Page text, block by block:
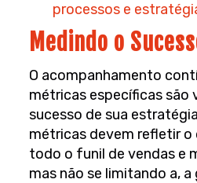
processos e
Medindo o
O acompanhamento
métricas específicas são
sucesso de sua
métricas devem refletir o
todo o funil de vendas e
mas não se limitando a,